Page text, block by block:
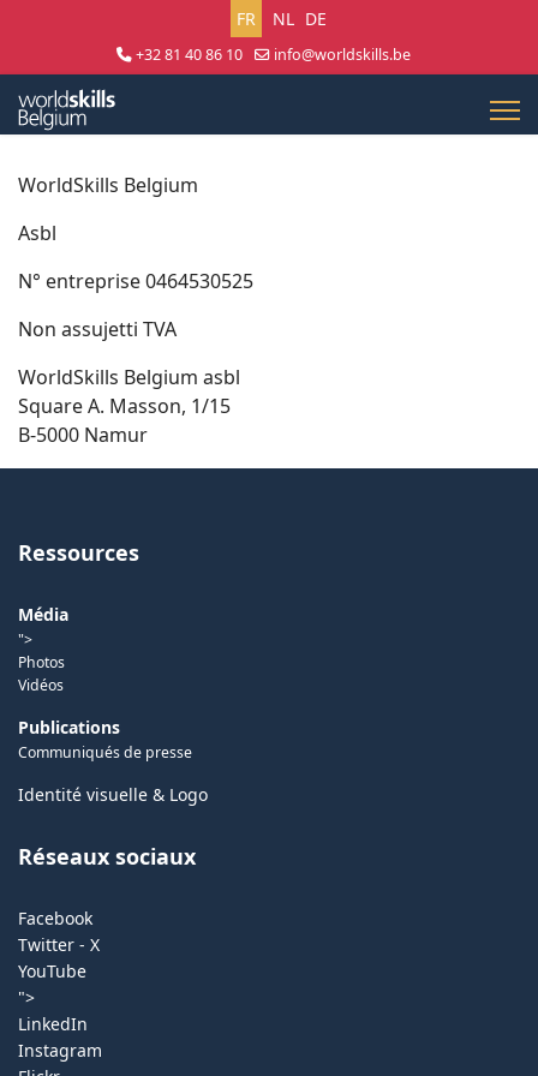
Sélectionnez votre langue
FR NL DE
+32 81 40 86 10
info@worldskills.be
WorldSkills Belgium
Asbl
N° entreprise 0464530525
Non assujetti TVA
WorldSkills Belgium asbl
Square A. Masson, 1/15
B-5000 Namur
Ressources
Média
">
Photos
Vidéos
Publications
Communiqués de presse
Identité visuelle & Logo
Réseaux sociaux
Facebook
Twitter - X
YouTube
">
LinkedIn
Instagram